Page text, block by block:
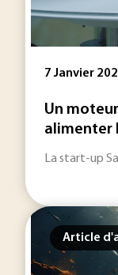
7 Janvier
Un
alimenter
La start-up
Article